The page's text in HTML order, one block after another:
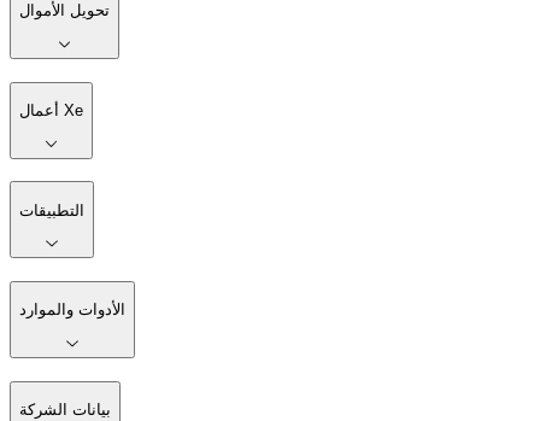
تحويل الأموال
أعمال Xe
التطبيقات
الأدوات والموارد
بيانات الشركة